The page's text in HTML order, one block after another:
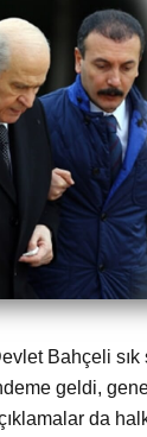
Bahçeli sık
geldi,
da